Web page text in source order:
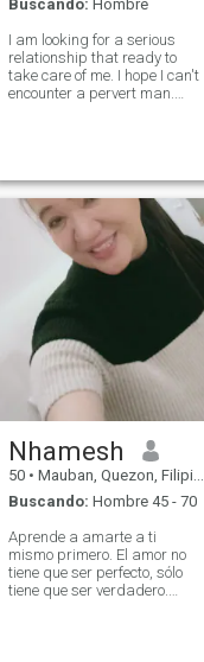
Buscando: Hombre
I am looking for a serious
relationship that ready to
take care of me. I hope I can't
encounter a pervert man.
photo was taken 3 years ag
Nhamesh
50 • Mauban, Quezon, Filipinas
Buscando: Hombre 45 - 70
Aprende a amarte a ti
mismo primero. El amor no
tiene que ser perfecto, sólo
tiene que ser verdadero.